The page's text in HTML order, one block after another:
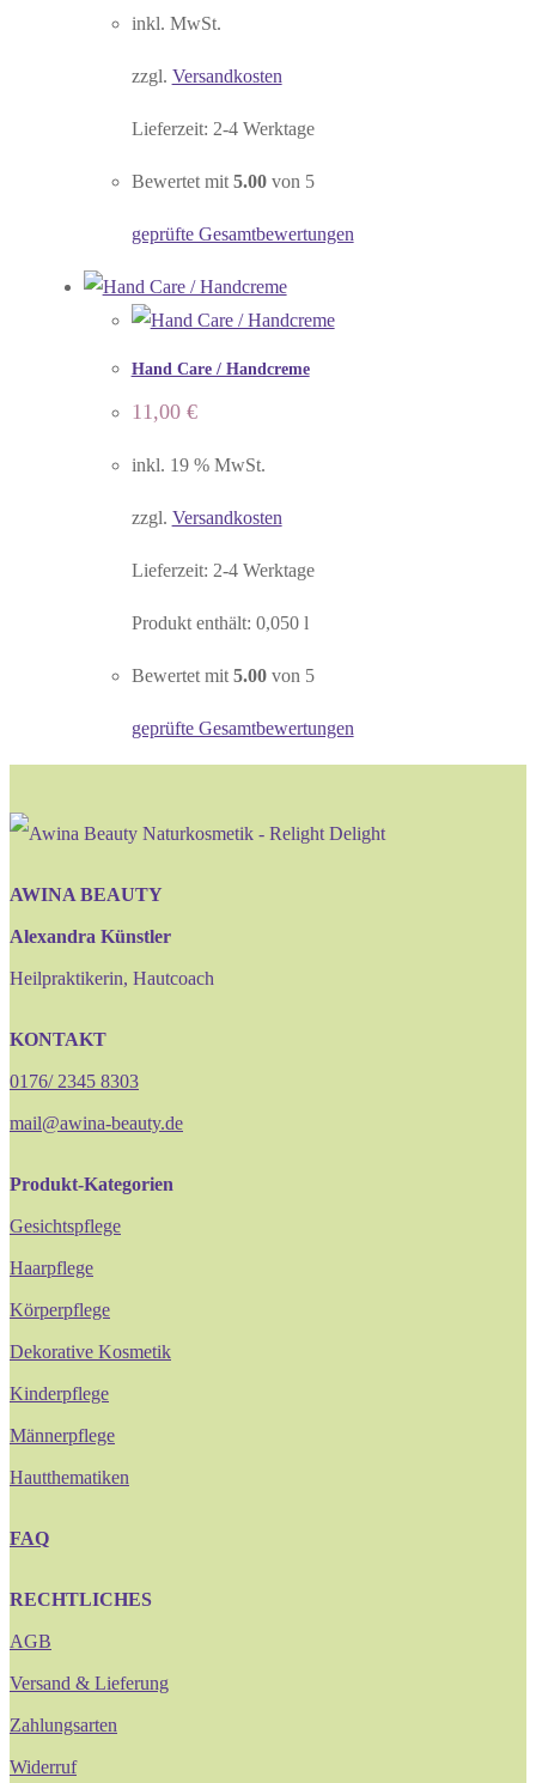
106,00 €
inkl. MwSt.
zzgl. Versandkosten
Lieferzeit: 2-4 Werktage
Bewertet mit 5.00von 5
geprüfte Gesamtbewertungen
Hand Care / Handcreme
11,00 €
inkl. 19 % MwSt.
zzgl. Versandkosten
Lieferzeit: 2-4 Werktage
Produkt enthält: 0,050 l
Bewertet mit 5.00von 5
geprüfte Gesamtbewertungen
AWINA BEAUTY
Alexandra Künstler
Heilpraktikerin, Hautcoach
KONTAKT
0176/ 2345 8303
mail@awina-beauty.de
Produkt-Kategorien
Gesichtspflege
Haarpflege
Körperpflege
Dekorative Kosmetik
Kinderpflege
Männerpflege
Hautthematiken
FAQ
RECHTLICHES
AGB
Versand & Lieferung
Zahlungsarten
Widerruf